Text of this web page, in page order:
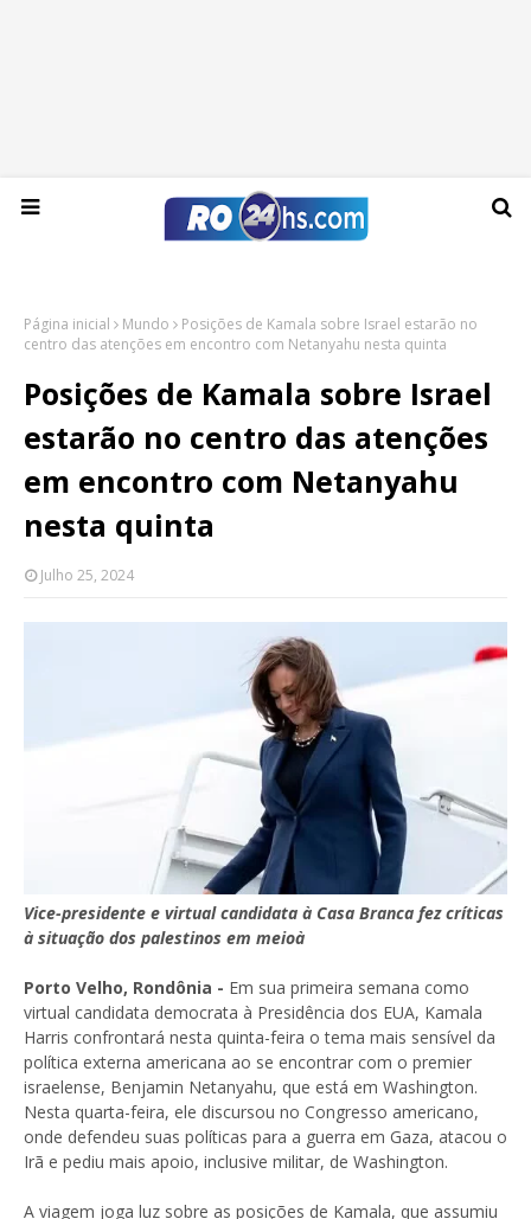
Domingo, 09 de agosto de 2026
Página inicial Mundo
Posições de Kamala sobre Israel estarão no
centro das atenções em encontro com Netanyahu nesta quinta
Posições de Kamala sobre Israel
estarão no centro das atenções
em encontro com Netanyahu
nesta quinta
Julho 25, 2024
Vice-presidente e virtual candidata à Casa Branca fez críticas
à situação dos palestinos em meioà
Porto Velho, Rondônia - Em sua primeira semana como
virtual candidata democrata à Presidência dos EUA, Kamala
Harris confrontará nesta quinta-feira o tema mais sensível da
política externa americana ao se encontrar com o premier
israelense, Benjamin Netanyahu, que está em Washington.
Nesta quarta-feira, ele discursou no Congresso americano,
onde defendeu suas políticas para a guerra em Gaza, atacou o
Irã e pediu mais apoio, inclusive militar, de Washington.
A viagem joga luz sobre as posições de Kamala, que assumiu